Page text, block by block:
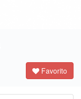
Favorito